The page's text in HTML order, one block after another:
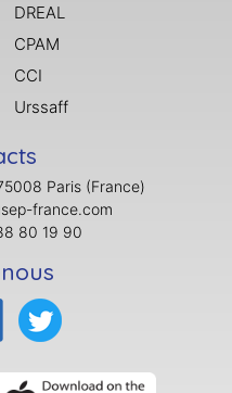
DREAL
CPAM
CCI
Urssaff
Paris (France)
france.com
80 19 90